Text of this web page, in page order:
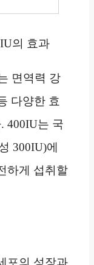
의 효과
면역력 강
다양한 효
400IU는 국
300IU)에
하게 섭취할